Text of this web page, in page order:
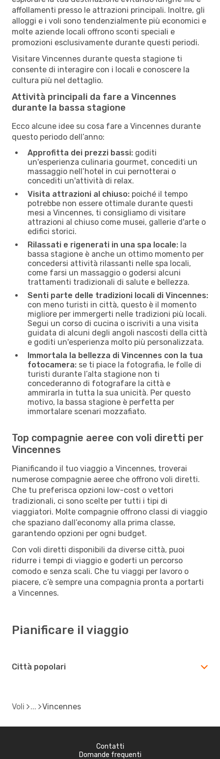
affollamenti presso le attrazioni principali. Inoltre, gli
alloggi e i voli sono tendenzialmente più economici e
molte aziende locali offrono sconti speciali e
promozioni esclusivamente durante questi periodi.
Visitare Vincennes durante questa stagione ti
consente di interagire con i locali e conoscere la
cultura più nel dettaglio.
Attività principali da fare a Vincennes
durante la bassa stagione
Ecco alcune idee su cosa fare a Vincennes durante
questo periodo dell’anno:
Approfitta dei prezzi bassi: goditi
un'esperienza culinaria gourmet, concediti un
massaggio nell’hotel in cui pernotterai o
concediti un'attività di relax.
Visita attrazioni al chiuso: poiché il tempo
potrebbe non essere ottimale durante questi
mesi a Vincennes, ti consigliamo di visitare
attrazioni al chiuso come musei, gallerie d'arte o
edifici storici.
Rilassati e rigenerati in una spa locale: la
bassa stagione è anche un ottimo momento per
concedersi attività rilassanti nelle spa locali,
come farsi un massaggio o godersi alcuni
trattamenti tradizionali di salute e bellezza.
Senti parte delle tradizioni locali di Vincennes:
con meno turisti in città, questo è il momento
migliore per immergerti nelle tradizioni più locali.
Segui un corso di cucina o iscriviti a una visita
guidata di alcuni degli angoli nascosti della città
e goditi un'esperienza molto più personalizzata.
Immortala la bellezza di Vincennes con la tua
fotocamera: se ti piace la fotografia, le folle di
turisti durante l’alta stagione non ti
concederanno di fotografare la città e
ammirarla in tutta la sua unicità. Per questo
motivo, la bassa stagione è perfetta per
immortalare scenari mozzafiato.
Top compagnie aeree con voli diretti per
Vincennes
Pianificando il tuo viaggio a Vincennes, troverai
numerose compagnie aeree che offrono voli diretti.
Che tu preferisca opzioni low-cost o vettori
tradizionali, ci sono scelte per tutti i tipi di
viaggiatori. Molte compagnie offrono classi di viaggio
che spaziano dall’economy alla prima classe,
garantendo opzioni per ogni budget.
Con voli diretti disponibili da diverse città, puoi
ridurre i tempi di viaggio e goderti un percorso
comodo e senza scali. Che tu viaggi per lavoro o
piacere, c’è sempre una compagnia pronta a portarti
a Vincennes.
Pianificare il viaggio
Città popolari
Voli Vincennes
Contatti
Domande frequenti